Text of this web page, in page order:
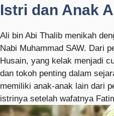
Istri dan Anak
Ali bin Abi Thalib menikah
Nabi Muhammad SAW. Dari
Husain, yang kelak menjadi
dan tokoh penting dalam
memiliki anak-anak lain dari
istrinya setelah wafatnya